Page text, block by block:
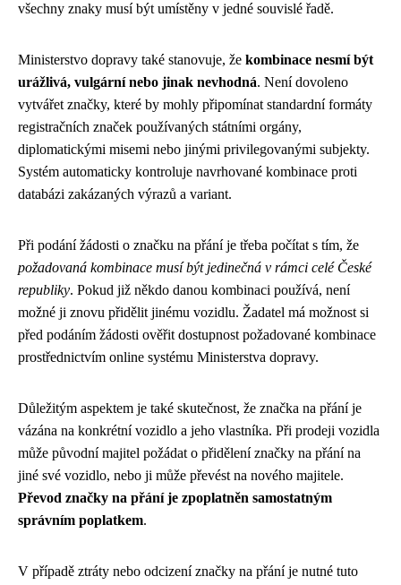
všechny znaky musí být umístěny v jedné souvislé řadě.
Ministerstvo dopravy také stanovuje, že kombinace nesmí být
urážlivá, vulgární nebo jinak nevhodná. Není dovoleno
vytvářet značky, které by mohly připomínat standardní formáty
registračních značek používaných státními orgány,
diplomatickými misemi nebo jinými privilegovanými subjekty.
Systém automaticky kontroluje navrhované kombinace proti
databázi zakázaných výrazů a variant.
Při podání žádosti o značku na přání je třeba počítat s tím, že
požadovaná kombinace musí být jedinečná v rámci celé České
republiky. Pokud již někdo danou kombinaci používá, není
možné ji znovu přidělit jinému vozidlu. Žadatel má možnost si
před podáním žádosti ověřit dostupnost požadované kombinace
prostřednictvím online systému Ministerstva dopravy.
Důležitým aspektem je také skutečnost, že značka na přání je
vázána na konkrétní vozidlo a jeho vlastníka. Při prodeji vozidla
může původní majitel požádat o přidělení značky na přání na
jiné své vozidlo, nebo ji může převést na nového majitele.
Převod značky na přání je zpoplatněn samostatným
správním poplatkem.
V případě ztráty nebo odcizení značky na přání je nutné tuto